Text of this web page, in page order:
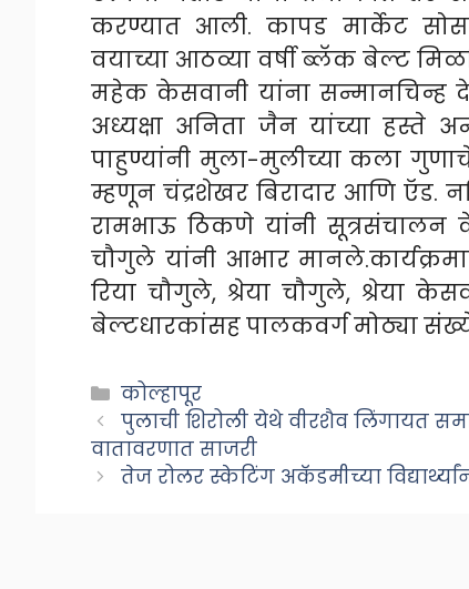
करण्यात आली. कापड मार्केट
वयाच्या आठव्या वर्षी ब्लॅक बेल्ट
महेक केसवानी यांना सन्मानचिन्ह
अध्यक्षा अनिता जैन यांच्या हस्ते
पाहुण्यांनी मुला-मुलीच्या कला
म्हणून चंद्रशेखर बिरादार आणि ऍड.
रामभाऊ ठिकणे यांनी सूत्रसंचालन
चौगुले यांनी आभार
रिया चौगुले, श्रेया चौगुले, श्रेया
बेल्टधारकांसह पालकवर्ग मोठ्या
Categories
कोल्हापूर
पुलाची शिरोली येथे वीरशैव लिंगायत
वातावरणात साजरी
तेज रोलर स्केटिंग अकॅडमीच्या